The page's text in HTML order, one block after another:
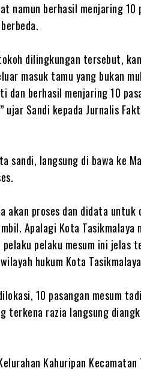
namun berhasil menjaring 10
dilingkungan tersebut,
masuk tamu yang bukan
berhasil menjaring 10
ujar Sandi kepada Jurnalis
sandi, langsung di bawa ke
akan proses dan didata untuk
Apalagi Kota Tasikmalaya
pelaku mesum ini jelas
hukum Kota
10 pasangan mesum
terkena razia langsung
Kahuripan